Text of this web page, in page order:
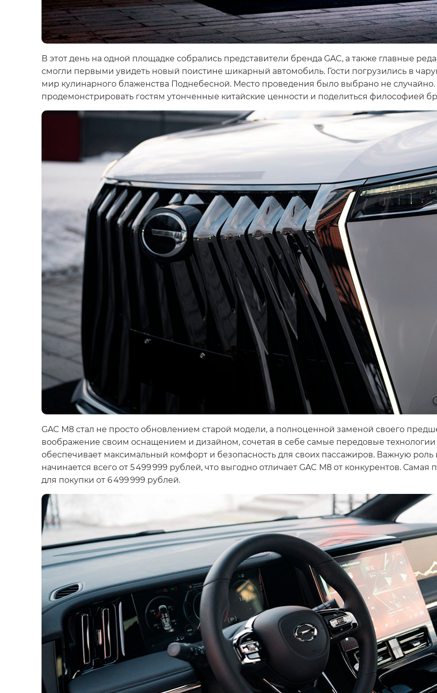
В этот день на одной площадке собрались представители бренда GAC, а также главные
смогли первыми увидеть новый поистине шикарный автомобиль. Гости погрузились в
мир кулинарного блаженства Поднебесной. Место проведения было выбрано не случайно.
продемонстрировать гостям утонченные китайские ценности и поделиться философией
GAC M8 стал не просто обновлением старой модели, а полноценной заменой своего
воображение своим оснащением и дизайном, сочетая в себе самые передовые
обеспечивает максимальный комфорт и безопасность для своих пассажиров. Важную роль
начинается всего от 5 499 999 рублей, что выгодно отличает GAC M8 от конкурентов.
для покупки от 6 499 999 рублей.